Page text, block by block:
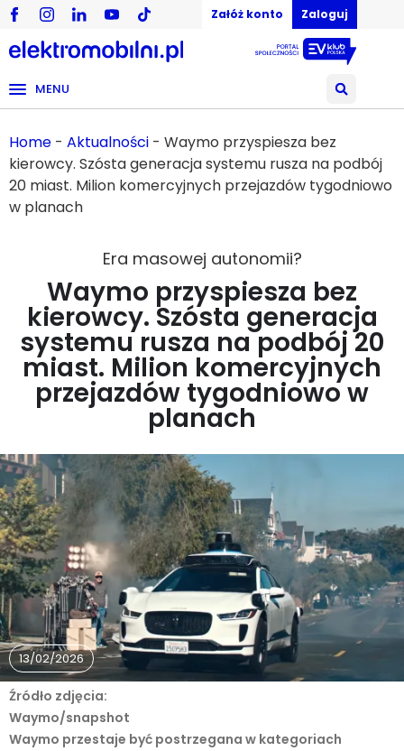
Załóż konto Zaloguj
MENU
Home - Aktualności - Waymo przyspiesza bez
kierowcy. Szósta generacja systemu rusza na podbój
20 miast. Milion komercyjnych przejazdów tygodniowo
w planach
Era masowej autonomii?
Waymo przyspiesza bez
kierowcy. Szósta generacja
systemu rusza na podbój 20
miast. Milion komercyjnych
przejazdów tygodniowo w
planach
13/02/2026
Waymo przestaje być postrzegana w kategoriach
Źródło zdjęcia:
Waymo/snapshot